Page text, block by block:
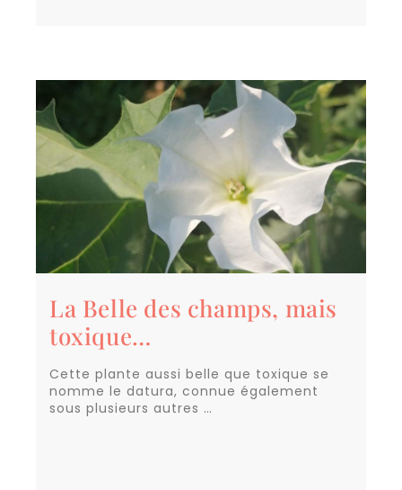
La Belle des champs, mais
toxique…
Cette plante aussi belle que toxique se
nomme le datura, connue également
sous plusieurs autres …